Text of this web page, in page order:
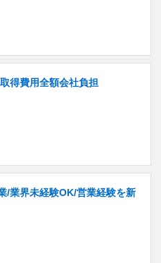
得費用全額会社負担
/業界未経験OK/営業経験を新